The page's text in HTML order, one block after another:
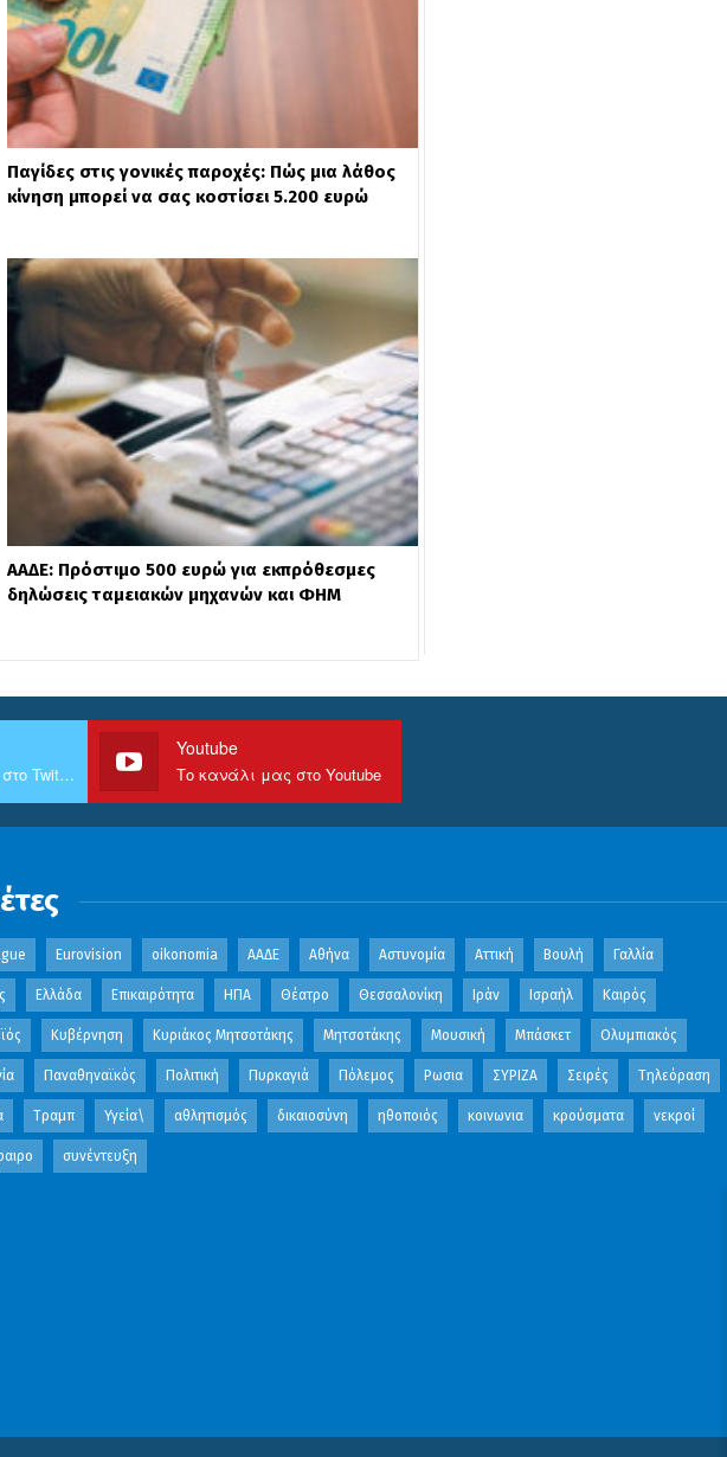
Παγίδες στις γονικές παροχές: Πώς μια λάθος
κίνηση μπορεί να σας κοστίσει 5.200 ευρώ
ΑΑΔΕ: Πρόστιμο 500 ευρώ για εκπρόθεσμες
δηλώσεις ταμειακών μηχανών και ΦΗΜ
Ακολουθήστε μας στο Twitter
Youtube
Το κανάλι μας στο Youtube
Eurovision oikonomia ΑΑΔΕ Αθήνα Αστυνομία Αττική Βουλή Γαλλία
Ελλάδα Επικαιρότητα ΗΠΑ Θέατρο Θεσσαλονίκη Ιράν Ισραήλ Καιρός
Κυβέρνηση Κυριάκος Μητσοτάκης Μητσοτάκης Μουσική Μπάσκετ Ολυμπιακός
Παναθηναϊκός Πολιτική Πυρκαγιά Πόλεμος Ρωσια ΣΥΡΙΖΑ Σειρές Τηλεόραση
Τραμπ Υγεία\ αθλητισμός δικαιοσύνη ηθοποιός κοινωνια κρούσματα νεκροί
συνέντευξη